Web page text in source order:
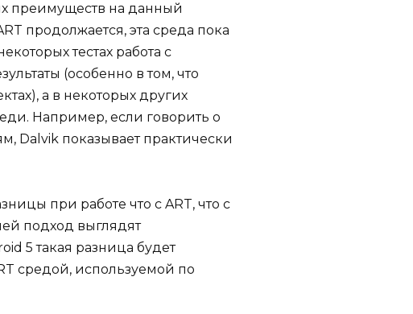
преимуществ на данный
продолжается, эта среда пока
тестах работа с
(особенно в том, что
а в некоторых других
Например, если говорить о
Dalvik показывает практически
при работе что с ART, что с
подход выглядят
5 такая разница будет
средой, используемой по